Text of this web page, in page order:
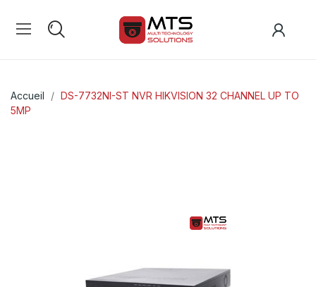
Accueil
DS-7732NI-ST NVR HIKVISION 32 CHANNEL UP TO
5MP